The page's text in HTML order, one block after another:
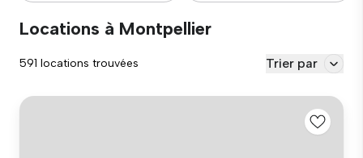
Locations à Montpellier
591 locations trouvées Trier par